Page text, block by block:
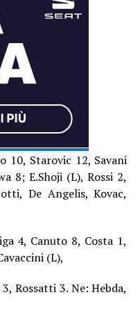
10, Starovic 12, Savani
8; E.Shoji (L), Rossi 2,
De Angelis, Kovac,
4, Canuto 8, Costa 1,
(L),
Rossatti 3. Ne: Hebda,